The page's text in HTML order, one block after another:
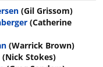
(Gil Grissom)
(Catherine
(Warrick Brown)
(Nick Stokes)